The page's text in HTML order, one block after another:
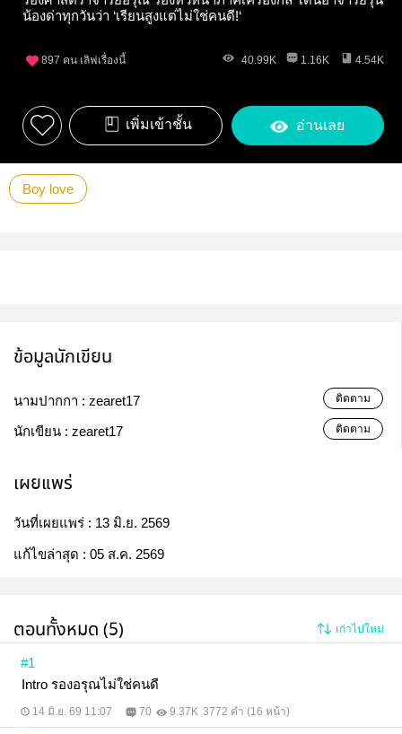
น้องด่าทุกวันว่า ‘เรียนสูงแต่ไม่ใช่คนดี!‘
897 คน เลิฟเรื่องนี้ 40.99K 1.16K 4.54K
เพิ่มเข้าชั้น อ่านเลย
Boy love
ข้อมูลนักเขียน
นามปากกา : zearet17 ติดตาม
นักเขียน : zearet17 ติดตาม
เผยแพร่
วันที่เผยแพร่ : 13 มิ.ย. 2569
แก้ไขล่าสุด : 05 ส.ค. 2569
ตอนทั้งหมด (5) เก่าไปใหม่
#1
Intro รองอรุณไม่ใช่คนดี
14 มิ.ย. 69 11:07 70 9.37K 3772 คำ (16 หน้า)